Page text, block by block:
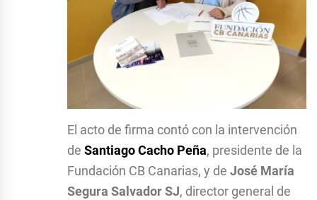
El acto de firma contó con la intervención
de Santiago Cacho Peña, presidente de la
Fundación CB Canarias, y de José María
Segura Salvador SJ, director general de